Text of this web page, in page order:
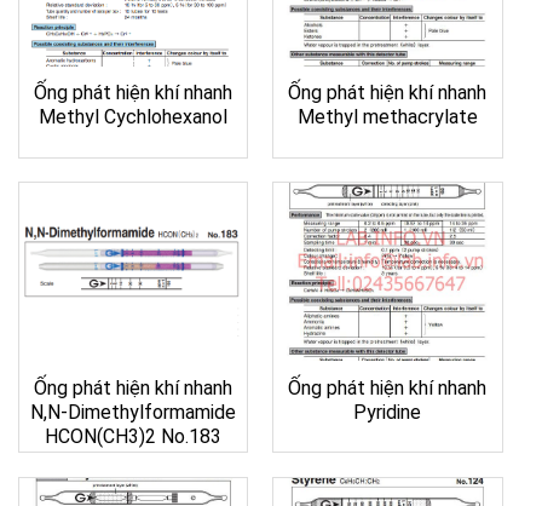
Ống phát hiện khí nhanh
Methyl Cychlohexanol
Ống phát hiện khí nhanh
Methyl methacrylate
Ống phát hiện khí nhanh
N,N-Dimethylformamide
HCON(CH3)2 No.183
Ống phát hiện khí nhanh
Pyridine